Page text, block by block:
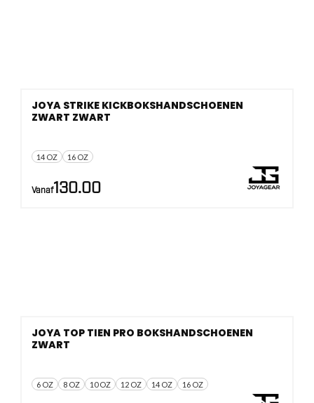
14 OZ 16 OZ
JOYA STRIKE KICKBOKSHANDSCHOENEN
ZWART ZWART
Vanaf130.00
6 OZ 8 OZ 10 OZ 12 OZ 14 OZ 16 OZ
JOYA TOP TIEN PRO BOKSHANDSCHOENEN
ZWART